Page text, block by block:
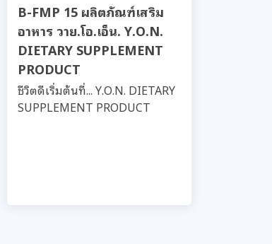
B-FMP 15 ผลิตภัณฑ์เสริม
อาหาร วาย.โอ.เอ็น. Y.O.N.
DIETARY SUPPLEMENT
PRODUCT
ชีวิตดีเริ่มต้นที่... Y.O.N. DIETARY
SUPPLEMENT PRODUCT